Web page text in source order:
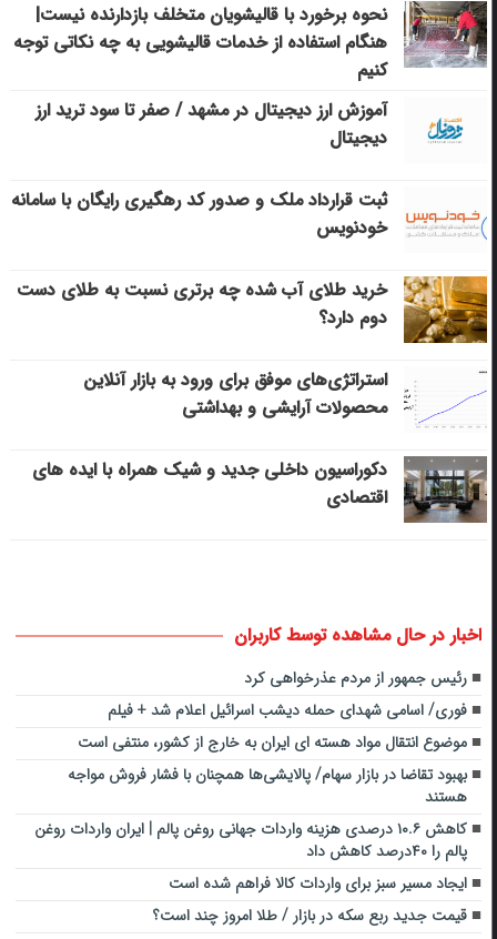
نحوه برخورد با قالیشویان متخلف بازدارنده نیست|
هنگام استفاده از خدمات قالیشویی به چه نکاتی توجه
کنیم
آموزش ارز دیجیتال در مشهد / صفر تا سود ترید ارز
دیجیتال
ثبت قرارداد ملک و صدور کد رهگیری رایگان با سامانه
خودنویس
خرید طلای آب شده چه برتری نسبت به طلای دست
دوم دارد؟
استراتژی‌های موفق برای ورود به بازار آنلاین
محصولات آرایشی و بهداشتی
دکوراسیون داخلی جدید و شیک همراه با ایده های
اقتصادی
اخبار در حال مشاهده توسط کاربران
رئیس جمهور از مردم عذرخواهی کرد
فوری/ اسامی شهدای حمله دیشب اسرائیل اعلام شد + فیلم
موضوع انتقال مواد هسته ای ایران به خارج از کشور، منتفی است
بهبود تقاضا در بازار سهام/ پالایشی‌ها همچنان با فشار فروش مواجه
هستند
کاهش ۱۰.۶ درصدی هزینه واردات جهانی روغن پالم | ایران واردات روغن
پالم را ۴۰درصد کاهش داد
ایجاد مسیر سبز برای واردات کالا فراهم شده است
قیمت جدید ربع سکه در بازار / طلا امروز چند است؟